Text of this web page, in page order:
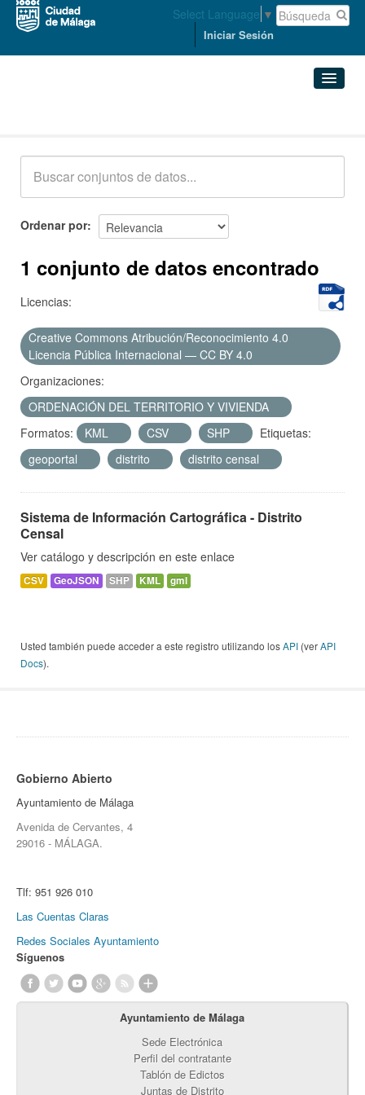
Select Language ▼
Iniciar Sesión
Acerca de
Ordenar por
1 conjunto de datos encontrado
Licencias:
Creative Commons Atribución/Reconocimiento 4.0
Licencia Pública Internacional — CC BY 4.0
Organizaciones:
ORDENACIÓN DEL TERRITORIO Y VIVIENDA
Formatos:
KML CSV SHP
Etiquetas:
geoportal
distrito distrito censal
Sistema de Información Cartográfica - Distrito
Censal
Ver catálogo y descripción en este enlace
CSV GeoJSON SHP KML gml
Usted también puede acceder a este registro utilizando losAPI (verAPI
Docs).
Gobierno Abierto
Ayuntamiento de Málaga
Avenida de Cervantes, 4
29016 - MÁLAGA.
Tlf: 951 926 010
Las Cuentas Claras
Redes Sociales Ayuntamiento
Síguenos
Ayuntamiento de Málaga
Sede Electrónica
Perfil del contratante
Tablón de Edictos
Juntas de Distrito